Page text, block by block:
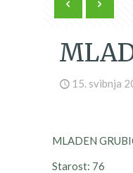
15. svibnja
MLADEN
Starost: 76